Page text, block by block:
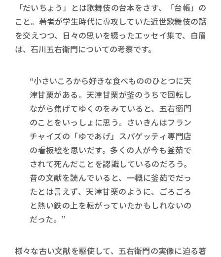
「だいちょう」とは歌舞伎の台本をさす、「台帳」の
こと。著者が学生時代に専攻していた近世歌舞伎の話
を交えつつ、日々の思いを綴ったエッセイ集で、白眉
は、石川五右衛門についての考察です。
“小さいころから好きな食べもののひとつに天
津甘栗がある。天津甘栗が釜のうちで回転し
ながら焦げてゆくのをみていると、五右衛門
のことをいっしょに思う。さいきんはフラン
チャイズの「ゆであげ」スパゲッティ専門店
の看板絵を思いだす。多くの人が今も釜茹で
されて死んだことを認識しているのだろう。
昔の文献を読んでいると、一概に釜茹でだっ
たとは言えず、天津甘栗のように、ごろごろ
と熱い鉄の上を転がっていたかもしれないの
だった。”
様々な古い文献を駆使して、五右衛門の実像に迫る著